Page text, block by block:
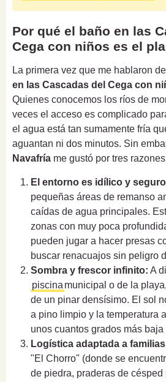
Por qué el baño en las
Cega con niños es el
La primera vez que me hablaron
en las Cascadas del Cega con
Quienes conocemos los ríos de
veces el acceso es complicado
el agua está tan sumamente fría
aguantan ni dos minutos. Sin
Navafría me gustó por tres
El entorno es idílico y
pequeñas áreas de remanso
caídas de agua principales.
zonas con muy poca
pueden jugar a hacer presas
buscar renacuajos sin peligro
Sombra y frescor infinito: A
piscina municipal o de la
de un pinar densísimo. El sol
a pino limpio y la temperatura
unos cuantos grados más
Logística adaptada a
"El Chorro" (donde se
de piedra, praderas de césped